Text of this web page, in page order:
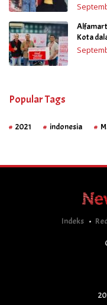
Alfamart
Kota
Popular Tags
2021 indonesia
Indeks